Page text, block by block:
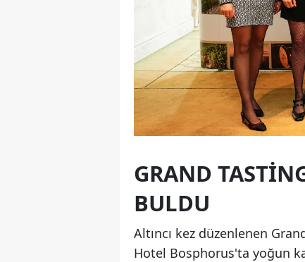
GRAND
BULDU
Altıncı kez düzenlenen
Hotel Bosphorus'ta yoğun